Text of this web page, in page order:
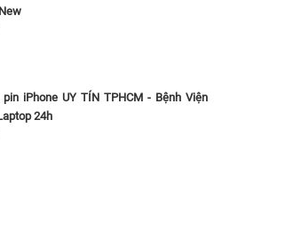
iPhone UY TÍN TPHCM - Bệnh Viện
24h